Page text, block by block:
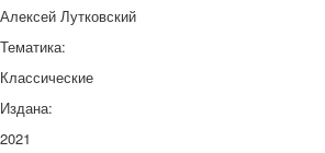
Алексей Лутковский
Тематика:
Классические
Издана:
2021